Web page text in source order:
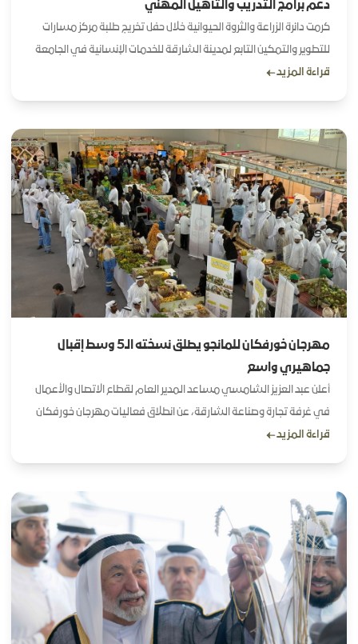
دعم برامج التدريب والتأهيل المهني
كرمت دائرة الزراعة والثروة الحيوانية خلال حفل تخريج طلبة مركز مسارات
للتطوير والتمكين التابع لمدينة الشارقة للخدمات الإنسانية في الجامعة
القاسمية، وذلك تقديراً لدورها كشريك داعم في برامج التدريب والتأهيل
قراءة المزيد
مهرجان خورفكان للمانجو يطلق نسخته الـ5 وسط إقبال
جماهيري واسع
أعلن عبد العزيز الشامسي مساعد المدير العام لقطاع الاتصال والأعمال
في غرفة تجارة وصناعة الشارقة، عن انطلاق فعاليات مهرجان خورفكان
في تطوير إنتاج المانجو.
قراءة المزيد